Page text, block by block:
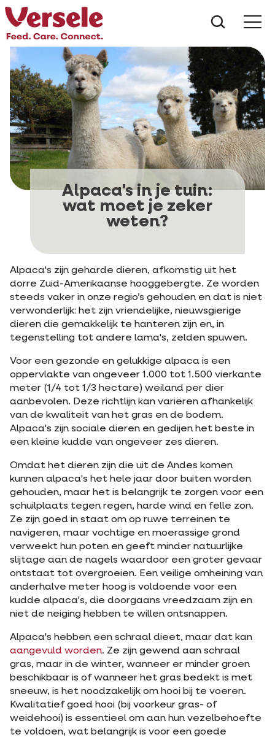
Alpaca's in je tuin:
wat moet je zeker
weten?
Alpaca's zijn geharde dieren, afkomstig uit het
dorre Zuid-Amerikaanse hooggebergte. Ze worden
steeds vaker in onze regio’s gehouden en dat is niet
verwonderlijk: het zijn vriendelijke, nieuwsgierige
dieren die gemakkelijk te hanteren zijn en, in
tegenstelling tot andere lama's, zelden spuwen.
Voor een gezonde en gelukkige alpaca is een
oppervlakte van ongeveer 1.000 tot 1.500 vierkante
meter (1/4 tot 1/3 hectare) weiland per dier
aanbevolen. Deze richtlijn kan variëren afhankelijk
van de kwaliteit van het gras en de bodem.
Alpaca's zijn sociale dieren en gedijen het beste in
een kleine kudde van ongeveer zes dieren.
Omdat het dieren zijn die uit de Andes komen
kunnen alpaca's het hele jaar door buiten worden
gehouden, maar het is belangrijk te zorgen voor een
schuilplaats tegen regen, harde wind en felle zon.
Ze zijn goed in staat om op ruwe terreinen te
navigeren, maar vochtige en moerassige grond
verweekt hun poten en geeft minder natuurlijke
slijtage aan de nagels waardoor een groter gevaar
ontstaat tot overgroeien. Een veilige omheining van
anderhalve meter hoog is voldoende voor een
kudde alpaca's, die doorgaans vreedzaam zijn en
niet de neiging hebben te willen ontsnappen.
Alpaca's hebben een schraal dieet, maar dat kan
aangevuld worden. Ze zijn gewend aan schraal
gras, maar in de winter, wanneer er minder groen
beschikbaar is of wanneer het gras bedekt is met
sneeuw, is het noodzakelijk om hooi bij te voeren.
Kwalitatief goed hooi (bij voorkeur gras- of
weidehooi) is essentieel om aan hun vezelbehoefte
te voldoen, wat belangrijk is voor een goede